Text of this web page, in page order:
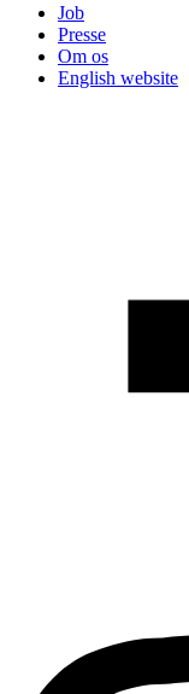
Job
Presse
Om os
English website